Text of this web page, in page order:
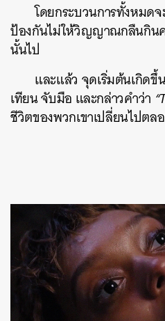
โดยกระบวนการทั้งหมด
ป้องกันไม่ให้วิญญาณกลืนกิน
นั้นไป
และแล้ว จุดเริ่มต้นเกิดขึ้
เทียน จับมือ และกล่าวคำว่า
ชีวิตของพวกเขาเปลี่ยนไปตล